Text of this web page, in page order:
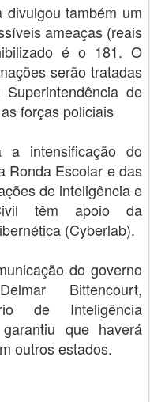
também um
ameaças (reais
é o 181. O
serão tratadas
de
forças policiais
a intensificação do
Ronda Escolar e das
de inteligência e
têm apoio da
(Cyberlab).
do governo
Bittencourt,
de Inteligência
que haverá
outros estados.